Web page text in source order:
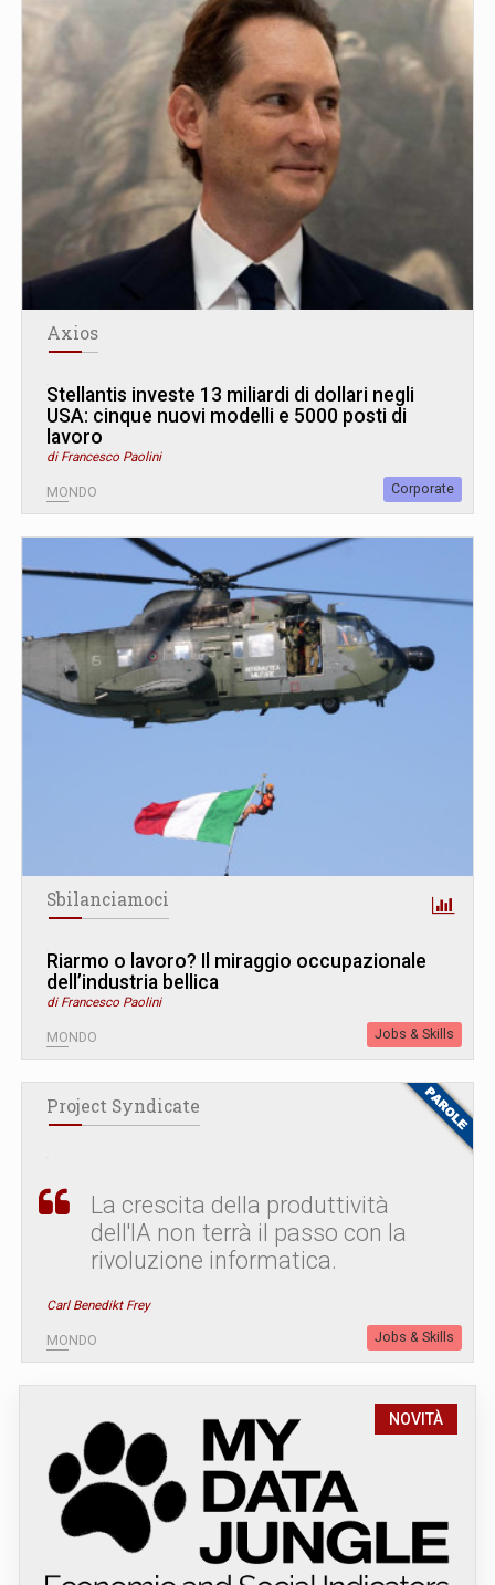
Axios
Stellantis investe 13 miliardi di dollari negli
USA: cinque nuovi modelli e 5000 posti di
lavoro
di Francesco Paolini
MONDO Corporate
Sbilanciamoci
Riarmo o lavoro? Il miraggio occupazionale
dell’industria bellica
di Francesco Paolini
MONDO Jobs & Skills
Project Syndicate
La crescita della produttività
dell'IA non terrà il passo con la
rivoluzione informatica.
Carl Benedikt Frey
MONDO Jobs & Skills
NOVITÀ